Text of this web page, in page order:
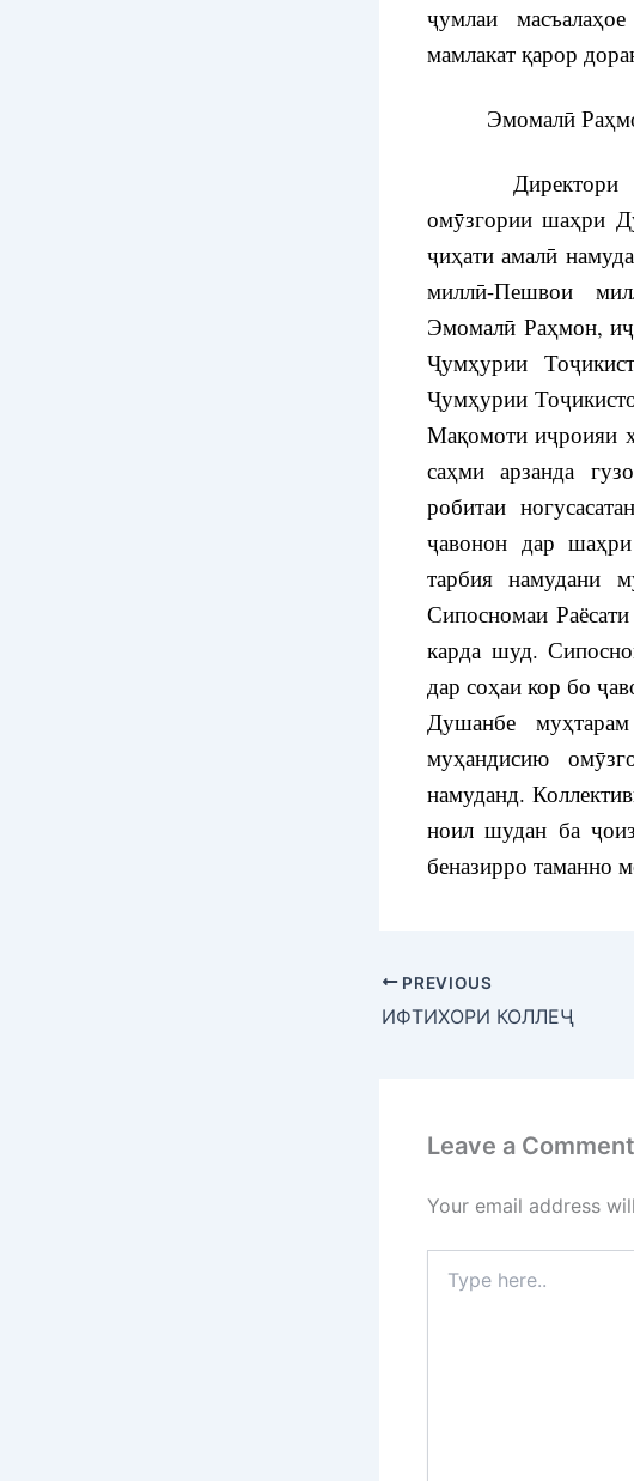
ҷумлаи
мамлакат қарор
Эмомалӣ
Директори
омӯзгории шаҳри
ҷиҳати амалӣ
миллӣ-Пешвои
Эмомалӣ Раҳмон,
Ҷумҳурии
Ҷумҳурии
Мақомоти иҷроияи
саҳми арзанда
робитаи
ҷавонон дар
тарбия намудани
Сипосномаи
карда шуд.
дар соҳаи кор бо
Душанбе
муҳандисию
намуданд.
ноил шудан ба
беназирро таманно
PREVIOUS
ИФТИХОРИ КОЛЛЕҶ
Leave a Comment
Your email address
here..